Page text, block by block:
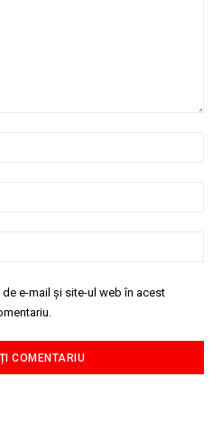
e-mail și site-ul web în acest